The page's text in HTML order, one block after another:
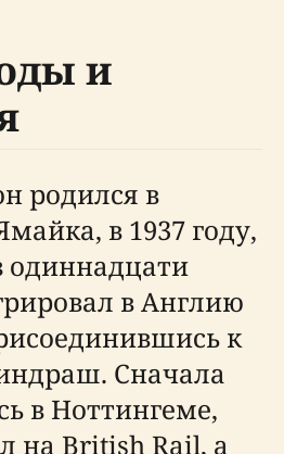
и
родился в
в 1937 году,
в Англию
к
Сначала
в Ноттингеме,
на British Rail, а